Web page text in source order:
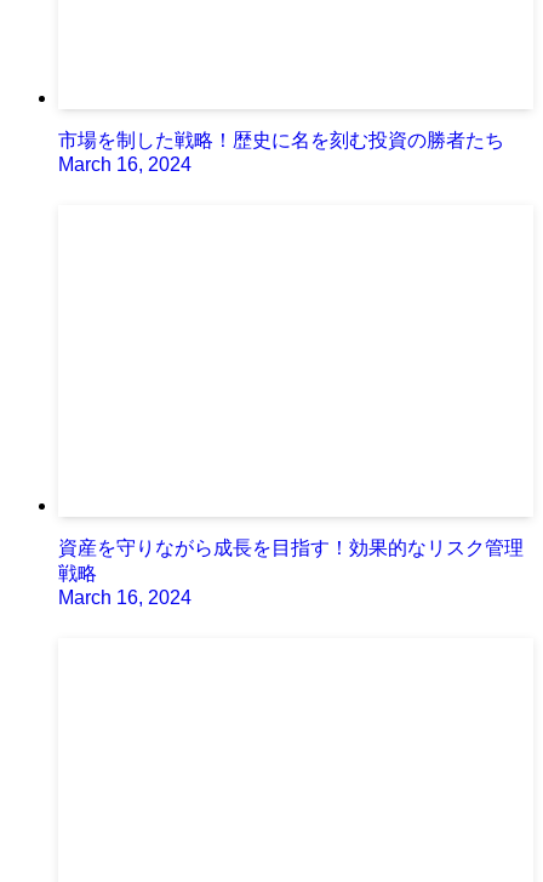
市場を制した戦略！歴史に名を刻む投資の勝者たち
March 16, 2024
資産を守りながら成長を目指す！効果的なリスク管理
戦略
March 16, 2024